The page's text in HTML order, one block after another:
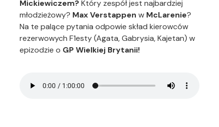
Mickiewiczem? Który zespół jest najbardziej
młodzieżowy? Max Verstappen w McLarenie?
Na te palące pytania odpowie skład kierowców
rezerwowych F1esty (Agata, Gabrysia, Kajetan) w
epizodzie o GP Wielkiej Brytanii!